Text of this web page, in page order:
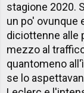
stagione 2020.
un po' ovunque
diciottenne alle
mezzo al
quantomeno
se lo